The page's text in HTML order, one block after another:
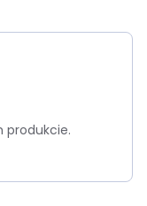
produkcie.